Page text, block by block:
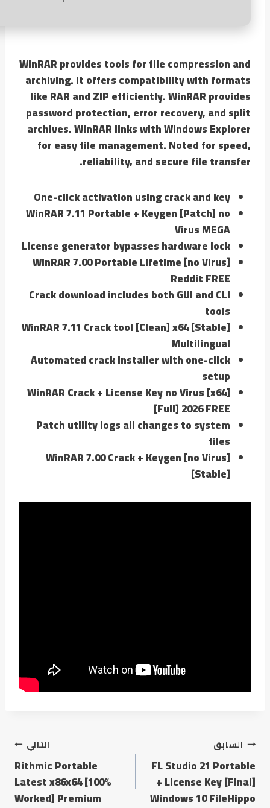
WinRAR provides tools for file compression and
archiving. It offers compatibility with formats
like RAR and ZIP efficiently. WinRAR provides
password protection, error recovery, and split
archives. WinRAR links with Windows Explorer
for easy file management. Noted for speed,
reliability, and secure file transfer.
One-click activation using crack and key
WinRAR 7.11 Portable + Keygen [Patch] no
Virus MEGA
License generator bypasses hardware lock
WinRAR 7.00 Portable Lifetime [no Virus]
Reddit FREE
Crack download includes both GUI and CLI
tools
WinRAR 7.11 Crack tool [Clean] x64 [Stable]
Multilingual
Automated crack installer with one-click
setup
WinRAR Crack + License Key no Virus [x64]
[Full] 2026 FREE
Patch utility logs all changes to system
files
WinRAR 7.00 Crack + Keygen [no Virus]
[Stable]
السابق
FL Studio 21 Portable
+ License Key [Final]
Windows 10 FileHippo
التالي
Rithmic Portable
Latest x86x64 [100%
Worked] Premium